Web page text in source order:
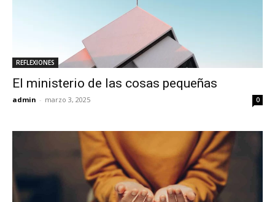
REFLEXIONES
El ministerio de las cosas pequeñas
admin - marzo 3, 2025 0